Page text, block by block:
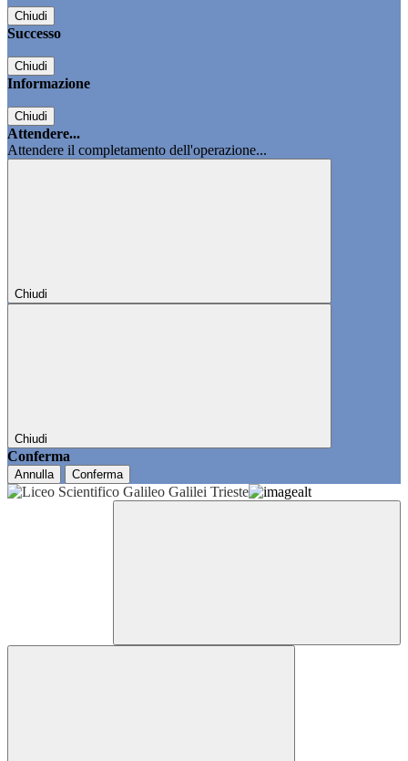
Chiudi
Successo
Chiudi
Informazione
Chiudi
Attendere...
Attendere il completamento dell'operazione...
Chiudi
Chiudi
Conferma
Annulla Conferma